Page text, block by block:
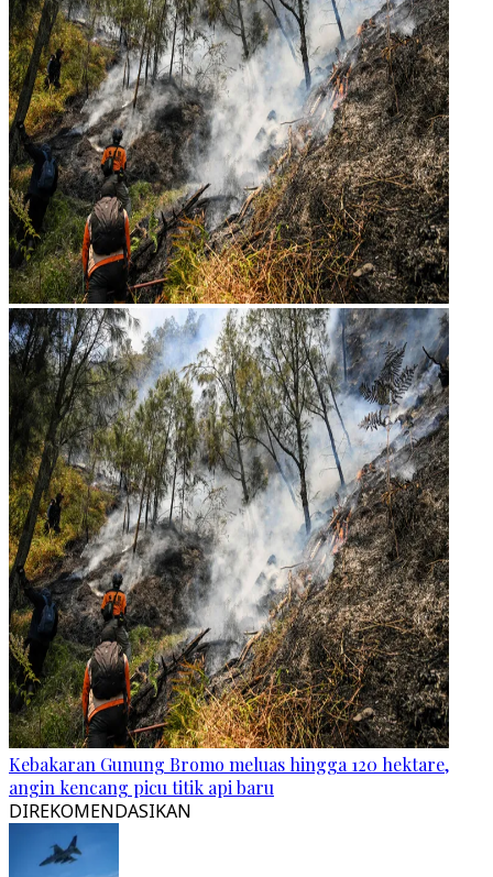
Kebakaran Gunung Bromo meluas hingga 120 hektare,
angin kencang picu titik api baru
DIREKOMENDASIKAN